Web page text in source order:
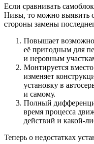
Если сравнивать
Нивы, то можно выявить
стороны замены
Повышает
её пригодным для
и неровным
Монтируется
изменяет
установку в
и самому.
Полный
время процесса
действий и какой-
Теперь о недостатках